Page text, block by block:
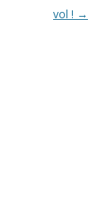
vol ! →